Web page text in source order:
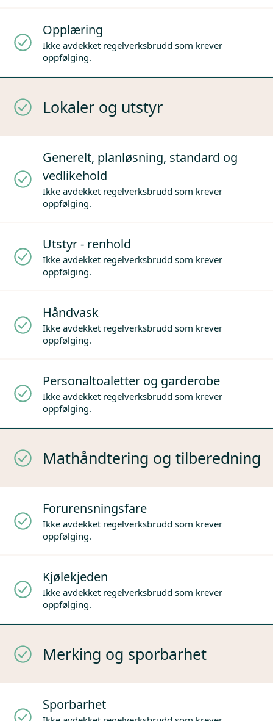
Opplæring
Ikke avdekket regelverksbrudd som krever
oppfølging.
Lokaler og utstyr
Generelt, planløsning, standard og
vedlikehold
Ikke avdekket regelverksbrudd som krever
oppfølging.
Utstyr - renhold
Ikke avdekket regelverksbrudd som krever
oppfølging.
Håndvask
Ikke avdekket regelverksbrudd som krever
oppfølging.
Personaltoaletter og garderobe
Ikke avdekket regelverksbrudd som krever
oppfølging.
Mathåndtering og tilberedning
Forurensningsfare
Ikke avdekket regelverksbrudd som krever
oppfølging.
Kjølekjeden
Ikke avdekket regelverksbrudd som krever
oppfølging.
Merking og sporbarhet
Sporbarhet